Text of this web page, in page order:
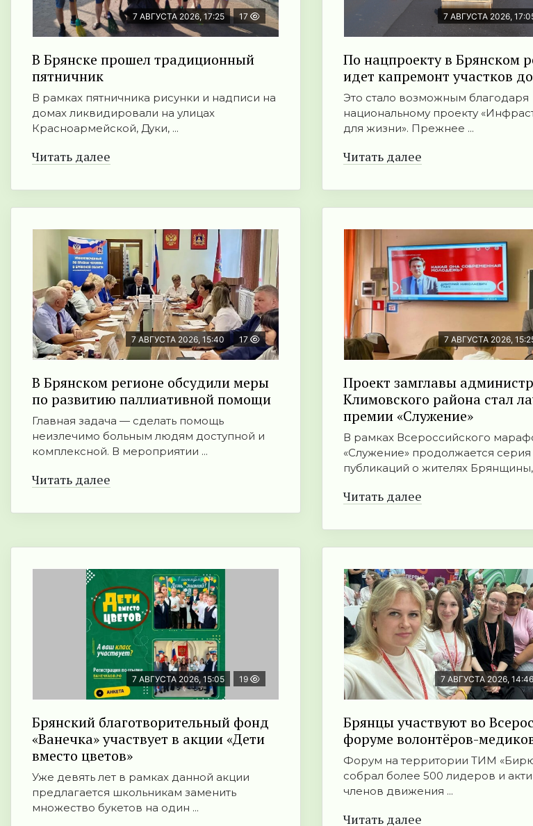
7 АВГУСТА 2026, 17:25 17
В Брянске прошел традиционный
пятничник
В рамках пятничника рисунки и надписи на
домах ликвидировали на улицах
Красноармейской, Дуки, ...
Читать далее
7 АВГУСТА 2026,
По нацпроекту в Брянском
идет капремонт участков
Это стало возможным благодаря
национальному проекту
для жизни». Прежнее ...
Читать далее
7 АВГУСТА 2026, 15:40 17
В Брянском регионе обсудили меры
по развитию паллиативной помощи
Главная задача — сделать помощь
неизлечимо больным людям доступной и
комплексной. В мероприятии ...
Читать далее
7 АВГУСТА 2026,
Проект замглавы
Климовского района стал
премии «Служение»
В рамках Всероссийского
«Служение» продолжается серия
публикаций о жителях Брянщины,
Читать далее
7 АВГУСТА 2026, 15:05 19
Брянский благотворительный фонд
«Ванечка» участвует в акции «Дети
вместо цветов»
Уже девять лет в рамках данной акции
предлагается школьникам заменить
множество букетов на один ...
7 АВГУСТА 2026, 14:46
Брянцы участвуют во
форуме волонтёров-
Форум на территории ТИМ
собрал более 500 лидеров и
членов движения ...
Читать далее